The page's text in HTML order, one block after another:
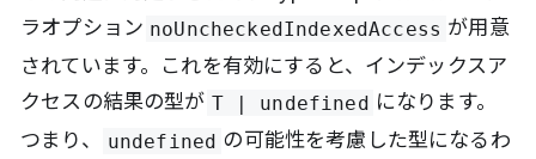
ラオプション noUncheckedIndexedAccess が用意
されています。これを有効にすると、インデックスア
クセスの結果の型が T | undefined になります。
つまり、
undefined の可能性を考慮した型になるわ